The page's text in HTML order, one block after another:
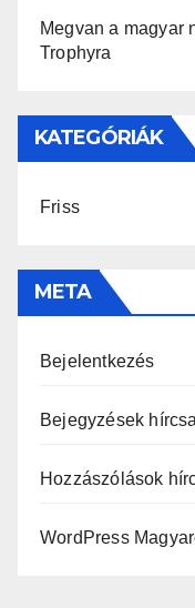
Megvan a magyar
Trophyra
KATEGÓRIÁK
Friss
META
Bejelentkezés
Bejegyzések
Hozzászólások
WordPress